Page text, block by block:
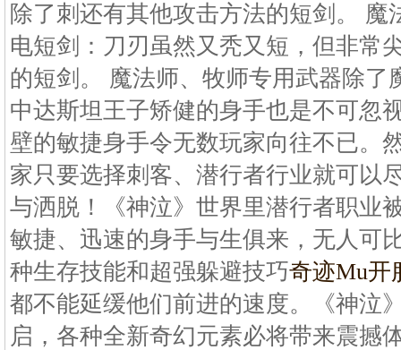
除了刺还有其他攻击方法的短剑。 魔
电短剑：刀刃虽然又秃又短，但非常
的短剑。 魔法师、牧师专用武器除了
中达斯坦王子矫健的身手也是不可忽
壁的敏捷身手令无数玩家向往不已。
家只要选择刺客、潜行者行业就可以
与洒脱！《神泣》世界里潜行者职业
敏捷、迅速的身手与生俱来，无人可
种生存技能和超强躲避技巧奇迹Mu开
都不能延缓他们前进的速度。《神泣
启，各种全新奇幻元素必将带来震撼